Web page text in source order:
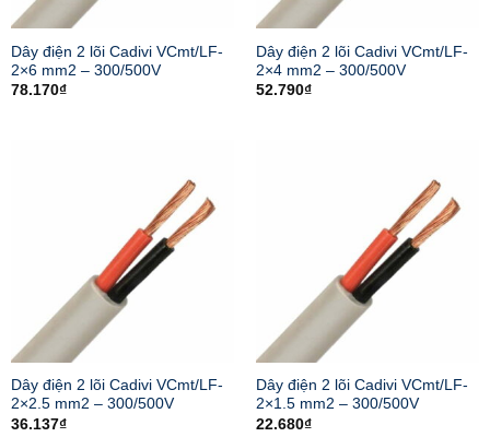
Dây điện 2 lõi Cadivi VCmt/LF-
2×6 mm2 – 300/500V
78.170₫
Dây điện 2 lõi Cadivi VCmt/LF-
2×4 mm2 – 300/500V
52.790₫
Dây điện 2 lõi Cadivi VCmt/LF-
2×2.5 mm2 – 300/500V
36.137₫
Dây điện 2 lõi Cadivi VCmt/LF-
2×1.5 mm2 – 300/500V
22.680₫